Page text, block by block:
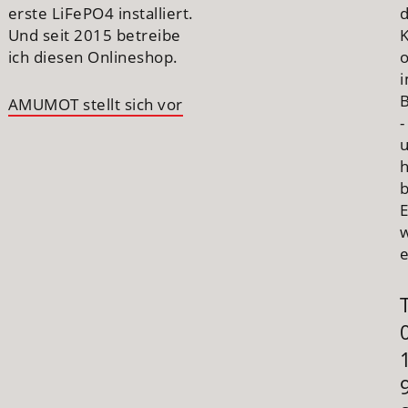
erste LiFePO4 installiert.
Und seit 2015 betreibe
ich diesen Onlineshop.
AMUMOT stellt sich vor
-